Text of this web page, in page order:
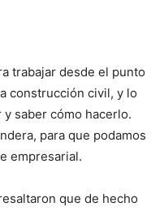
trabajar desde el punto
construcción civil, y lo
saber cómo hacerlo.
para que podamos
empresarial.
que de hecho